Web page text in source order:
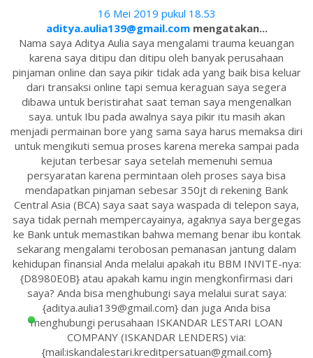
16 Mei 2019 pukul 18.53
aditya.aulia139@gmail.commengatakan...
Nama saya Aditya Aulia saya mengalami trauma keuangan
karena saya ditipu dan ditipu oleh banyak perusahaan
pinjaman online dan saya pikir tidak ada yang baik bisa keluar
dari transaksi online tapi semua keraguan saya segera
dibawa untuk beristirahat saat teman saya mengenalkan
saya. untuk Ibu pada awalnya saya pikir itu masih akan
menjadi permainan bore yang sama saya harus memaksa diri
untuk mengikuti semua proses karena mereka sampai pada
kejutan terbesar saya setelah memenuhi semua
persyaratan karena permintaan oleh proses saya bisa
mendapatkan pinjaman sebesar 350jt di rekening Bank
Central Asia (BCA) saya saat saya waspada di telepon saya,
saya tidak pernah mempercayainya, agaknya saya bergegas
ke Bank untuk memastikan bahwa memang benar ibu kontak
sekarang mengalami terobosan pemanasan jantung dalam
kehidupan finansial Anda melalui apakah itu BBM INVITE-nya:
{D8980E0B} atau apakah kamu ingin mengkonfirmasi dari
saya? Anda bisa menghubungi saya melalui surat saya:
{aditya.aulia139@gmail.com} dan juga Anda bisa
menghubungi perusahaan ISKANDAR LESTARI LOAN
COMPANY (ISKANDAR LENDERS) via:
{mail:iskandalestari.kreditpersatuan@gmail.com}